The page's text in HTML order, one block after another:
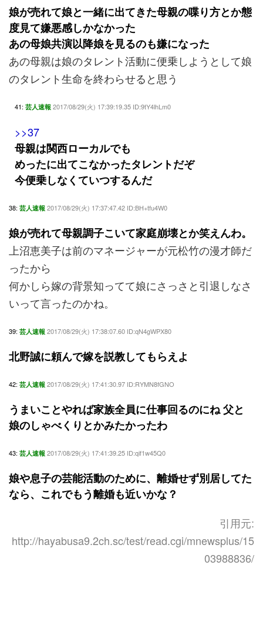
娘が売れて娘と一緒に出てきた母親の喋り方とか態
度見て嫌悪感しかなかった
あの母娘共演以降娘を見るのも嫌になった
あの母親は娘のタレント活動に便乗しようとして娘
のタレント生命を終わらせると思う
41: 芸人速報 2017/08/29(火) 17:39:19.35 ID:9tY4lhLm0
>>37
母親は関西ローカルでも
めったに出てこなかったタレントだぞ
今便乗しなくていつするんだ
38: 芸人速報 2017/08/29(火) 17:37:47.42 ID:BH+tfu4W0
娘が売れて母親調子こいて家庭崩壊とか笑えんわ。
上沼恵美子は前のマネージャーが元松竹の漫才師だ
ったから
何かしら嫁の背景知ってて娘にさっさと引退しなさ
いって言ったのかね。
39: 芸人速報 2017/08/29(火) 17:38:07.60 ID:qN4gWPX80
北野誠に頼んで嫁を説教してもらえよ
42: 芸人速報 2017/08/29(火) 17:41:30.97 ID:RYMN8fGNO
うまいことやれば家族全員に仕事回るのにね 父と
娘のしゃべくりとかみたかったわ
43: 芸人速報 2017/08/29(火) 17:41:39.25 ID:qif1w45Q0
娘や息子の芸能活動のために、離婚せず別居してた
なら、これでもう離婚も近いかな？
引用元:
http://hayabusa9.2ch.sc/test/read.cgi/mnewsplus/15
03988836/